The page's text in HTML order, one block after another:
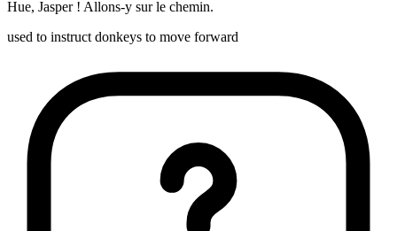
Hue, Jasper ! Allons-y sur le chemin.
used to instruct donkeys to move forward